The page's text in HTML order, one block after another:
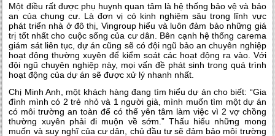
Một điều rất được phụ huynh quan tâm là hệ thống bảo vệ và bảo
an của chung cư. Là đơn vị có kinh nghiệm sâu trong lĩnh vực
phát triển nhà ở đô thị, Vingroup hiểu và luôn đảm bảo những giá
trị tốt nhất cho cuộc sống của cư dân. Bên cạnh hệ thống carema
giám sát liên tục, dự án cũng sẽ có đội ngũ bảo an chuyên nghiệp
hoạt động thường xuyên để kiểm soát các hoạt động ra vào. Với
đội ngũ chuyên nghiệp này, mọi vấn đề phát sinh trong quá trình
hoạt động của dự án sẽ được xử lý nhanh nhất.
Chị Minh Anh, một khách hàng đang tìm hiểu dự án cho biết: “Gia
đình mình có 2 trẻ nhỏ và 1 người già, mình muốn tìm một dự án
có môi trường an toàn để có thể yên tâm làm việc vì 2 vợ chồng
thường xuyên phải đi muộn về sớm.” Thấu hiểu những mong
muốn và suy nghĩ của cư dân, chủ đầu tư sẽ đảm bảo môi trường